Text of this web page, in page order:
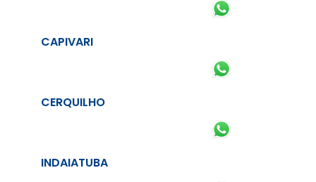
CAPIVARI
CERQUILHO
INDAIATUBA